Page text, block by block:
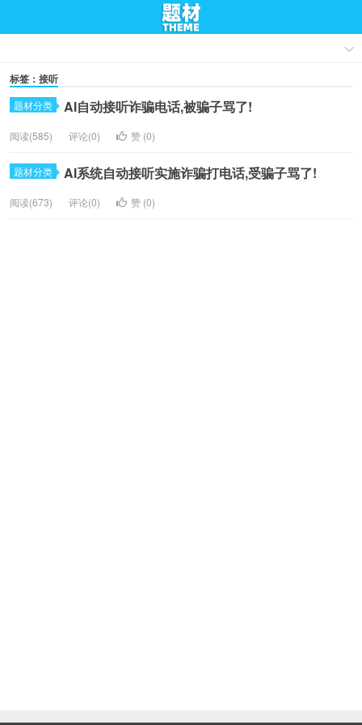
标签：接听
题材分类 AI自动接听诈骗电话,被骗子骂了!
阅读(585) 评论(0) 赞 (0)
题材分类 AI系统自动接听实施诈骗打电话,受骗子骂了!
阅读(673) 评论(0) 赞 (0)